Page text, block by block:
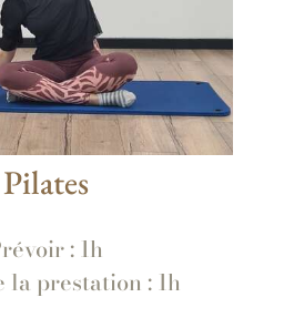
Pilates
: 1h
la prestation : 1h